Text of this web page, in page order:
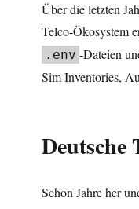
Über die letzten
Telco-Ökosystem
.env -Dateien
Sim Inventories,
Deutsche
Schon Jahre her